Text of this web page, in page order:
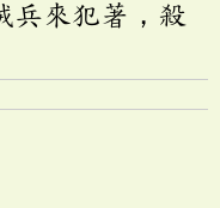
兵來犯著，殺